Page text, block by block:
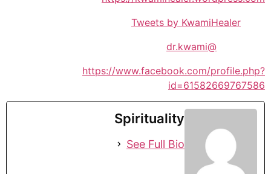
Tweets by KwamiHealer
@dr.kwami
https://www.facebook.com/profile.php?
id=61582669767586
Spirituality
See Full Bio